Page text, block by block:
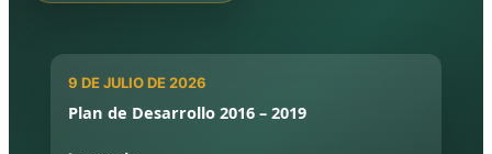
9 DE JULIO DE 2026
Plan de Desarrollo 2016 – 2019